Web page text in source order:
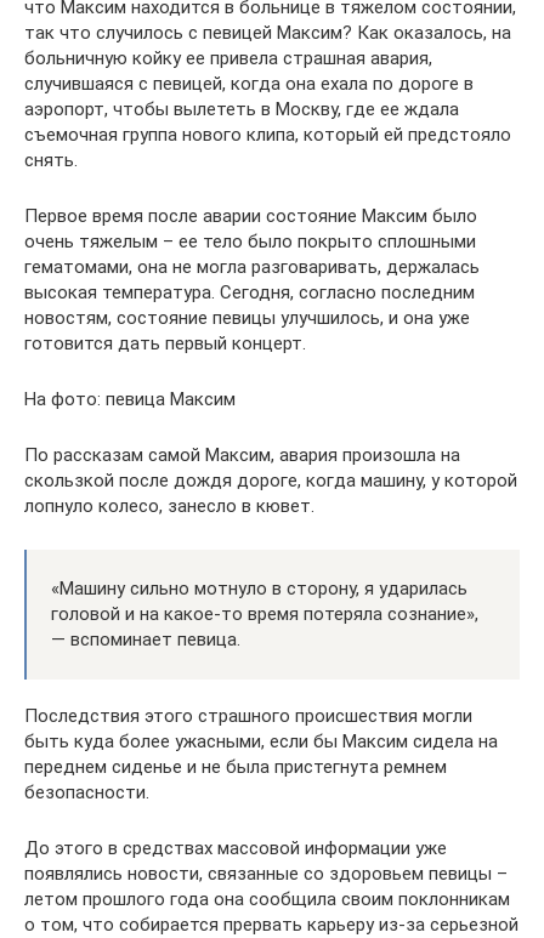
что Максим находится в больнице в тяжелом состоянии,
так что случилось с певицей Максим? Как оказалось, на
больничную койку ее привела страшная авария,
случившаяся с певицей, когда она ехала по дороге в
аэропорт, чтобы вылететь в Москву, где ее ждала
съемочная группа нового клипа, который ей предстояло
снять.
Первое время после аварии состояние Максим было
очень тяжелым – ее тело было покрыто сплошными
гематомами, она не могла разговаривать, держалась
высокая температура. Сегодня, согласно последним
новостям, состояние певицы улучшилось, и она уже
готовится дать первый концерт.
На фото: певица Максим
По рассказам самой Максим, авария произошла на
скользкой после дождя дороге, когда машину, у которой
лопнуло колесо, занесло в кювет.
«Машину сильно мотнуло в сторону, я ударилась
головой и на какое-то время потеряла сознание»,
— вспоминает певица.
Последствия этого страшного происшествия могли
быть куда более ужасными, если бы Максим сидела на
переднем сиденье и не была пристегнута ремнем
безопасности.
До этого в средствах массовой информации уже
появлялись новости, связанные со здоровьем певицы –
летом прошлого года она сообщила своим поклонникам
о том, что собирается прервать карьеру из-за серьезной